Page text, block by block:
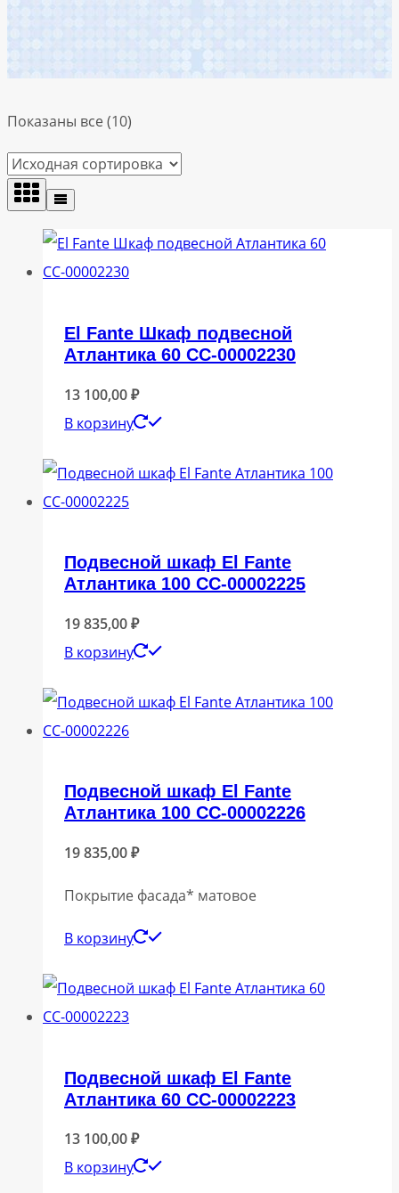
Показаны все (10)
El Fante Шкаф подвесной
Атлантика 60 СС-00002230
13 100,00₽
В корзину
Подвесной шкаф El Fante
Атлантика 100 СС-00002225
19 835,00₽
В корзину
Подвесной шкаф El Fante
Атлантика 100 СС-00002226
19 835,00₽
Покрытие фасада* матовое
В корзину
Подвесной шкаф El Fante
Атлантика 60 СС-00002223
13 100,00₽
В корзину